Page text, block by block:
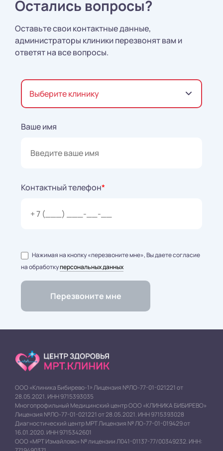
Остались вопросы?
Оставьте свои контактные данные,
администраторы клиники перезвонят вам и
ответят на все вопросы.
Выберите клинику
Ваше имя
Контактный телефон*
Нажимая на кнопку «перезвоните мне», Вы даете согласие
на обработкуперсональных данных
ООО «Клиника Бибирево-1» Лицензия №ЛО-77-01-021221 от
28.05.2021. ИНН 9715393035
Многопрофильный Медицинский центр ООО «КЛИНИКА БИБИРЕВО»
Лицензия №ЛО-77-01-021221 от 28.05.2021. ИНН 9715393028
Диагностический центр МРТ Лицензия № ЛО-77-01-019429 от
16.01.2020. ИНН 9715342601
ООО «МРТ Измайлово» № лицензии Л041-01137-77/00349232. ИНН: